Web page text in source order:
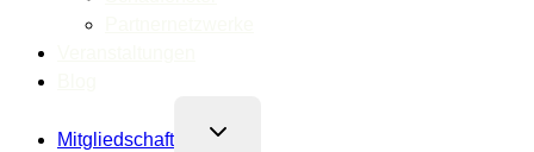
Mitgliedschaft
Untermenü